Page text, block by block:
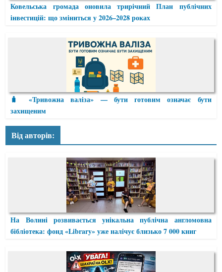
Ковельська громада оновила трирічний План публічних
інвестицій: що зміниться у 2026–2028 роках
🧳 «Тривожна валіза» — бути готовим означає бути
захищеним
Від авторів:
На Волині розвивається унікальна публічна англомовна
бібліотека: фонд «Library» уже налічує близько 7 000 книг